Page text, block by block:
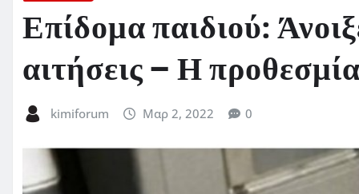
Επίδομα παιδιού:
αιτήσεις – Η
kimiforum Μαρ 2, 2022 0